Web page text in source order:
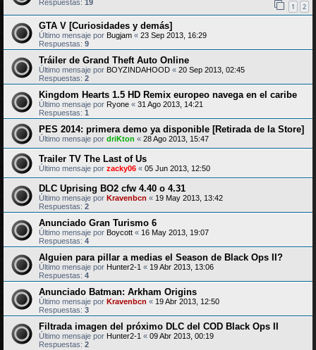
Respuestas: 19 1 2
GTA V [Curiosidades y demás]
Último mensaje por Bugjam « 23 Sep 2013, 16:29
Respuestas: 9
Tráiler de Grand Theft Auto Online
Último mensaje por BOYZINDAHOOD « 20 Sep 2013, 02:45
Respuestas: 2
Kingdom Hearts 1.5 HD Remix europeo navega en el caribe
Último mensaje por Ryone « 31 Ago 2013, 14:21
Respuestas: 1
PES 2014: primera demo ya disponible [Retirada de la Store]
Último mensaje por driKton « 28 Ago 2013, 15:47
Trailer TV The Last of Us
Último mensaje por zacky06 « 05 Jun 2013, 12:50
DLC Uprising BO2 cfw 4.40 o 4.31
Último mensaje por Kravenbcn « 19 May 2013, 13:42
Respuestas: 2
Anunciado Gran Turismo 6
Último mensaje por Boycott « 16 May 2013, 19:07
Respuestas: 4
Alguien para pillar a medias el Season de Black Ops II?
Último mensaje por Hunter2-1 « 19 Abr 2013, 13:06
Respuestas: 4
Anunciado Batman: Arkham Origins
Último mensaje por Kravenbcn « 19 Abr 2013, 12:50
Respuestas: 3
Filtrada imagen del próximo DLC del COD Black Ops II
Último mensaje por Hunter2-1 « 09 Abr 2013, 00:19
Respuestas: 2